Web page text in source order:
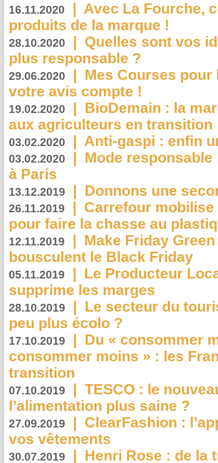
16.11.2020 | Avec La Fourche,
produits de la marque !
28.10.2020 | Quelles sont vos
plus responsable ?
29.06.2020 | Mes Courses pour
votre avis compte !
19.02.2020 | BioDemain : la
aux agriculteurs en transition
03.02.2020 | Anti-gaspi : enfin
03.02.2020 | Mode
à Paris
13.12.2019 | Donnons une
26.11.2019 | Carrefour
pour faire la chasse au
12.11.2019 | Make Friday
bousculent le Black Friday
05.11.2019 | Le Producteur
supprime les marges
28.10.2019 | Le secteur du
peu plus écolo ?
17.10.2019 | Du « consommer
consommer moins » : les
transition
07.10.2019 | TESCO : le
l’alimentation plus saine ?
27.09.2019 | ClearFashion :
vos vêtements
30.07.2019 | Henri Rose : de la